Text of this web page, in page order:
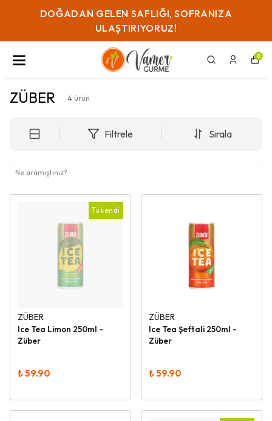
DOĞADAN GELEN SAFLIĞI, SOFRANIZA
ULAŞTIRIYORUZ!
0
ZÜBER 4 ürün
Filtrele Sırala
Tükendi
ZÜBER
Ice Tea Limon 250ml -
Züber
₺ 59.90
ZÜBER
Ice Tea Şeftali 250ml -
Züber
₺ 59.90